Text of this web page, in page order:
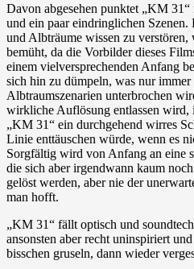
Davon abgesehen punktet „KM
und ein paar eindringlichen Szenen.
und Albträume wissen zu
bemüht, da die Vorbilder dieses
einem vielversprechenden Anfang
sich hin zu dümpeln, was nur immer
Albtraumszenarien unterbrochen
wirkliche Auflösung entlassen wird,
„KM 31“ ein durchgehend wirres
Linie enttäuschen würde, wenn es
Sorgfältig wird von Anfang an eine
die sich aber irgendwann kaum
gelöst werden, aber nie der
man hofft.
„KM 31“ fällt optisch und
ansonsten aber recht uninspiriert
bisschen gruseln, dann wieder